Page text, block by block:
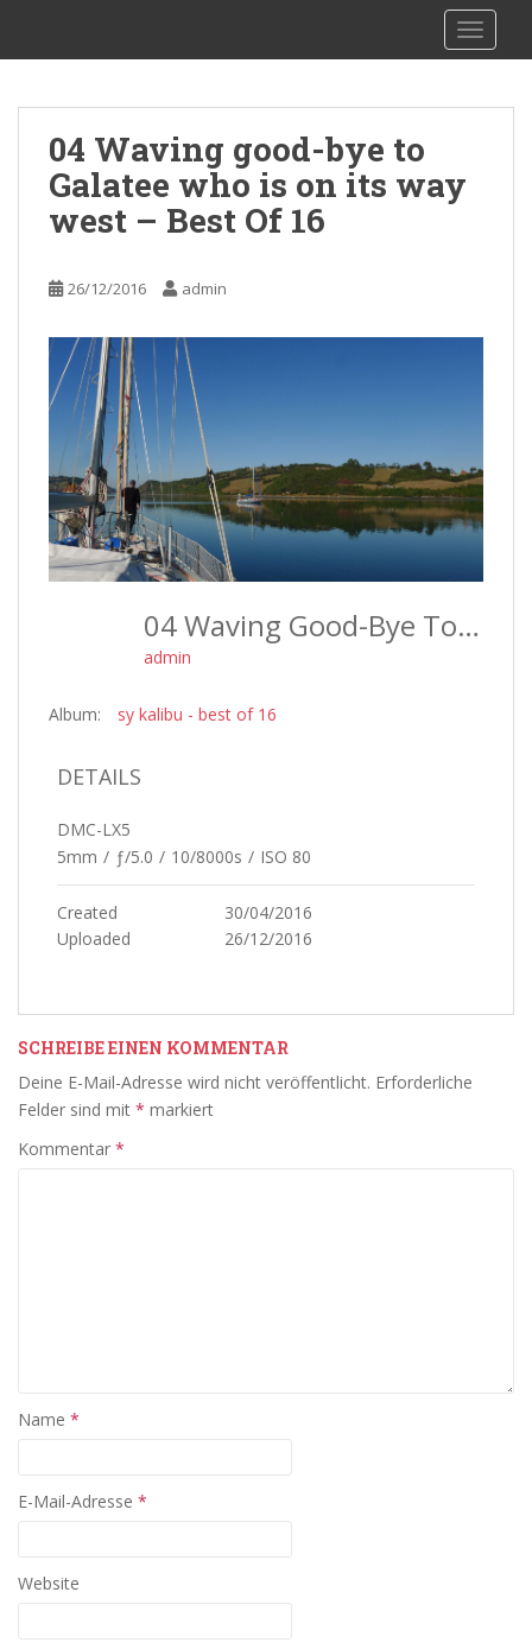
i
04 Waving good-bye to
Galatee who is on its way
west – Best Of 16
26/12/2016 admin
04 Waving Good-Bye To Galatee Who Is On Its Way West - Best Of 16
admin
Album: sy kalibu - best of 16
DETAILS
DMC-LX5
5mm / ƒ/5.0 / 10/8000s / ISO 80
Created
30/04/2016
Uploaded
26/12/2016
SCHREIBE EINEN KOMMENTAR
Deine E-Mail-Adresse wird nicht veröffentlicht. Erforderliche
Felder sind mit * markiert
Kommentar *
Name *
E-Mail-Adresse *
Website